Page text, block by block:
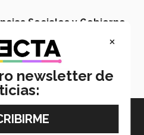
Sociales y Gobierno
Autores de libros
×
newsletter de